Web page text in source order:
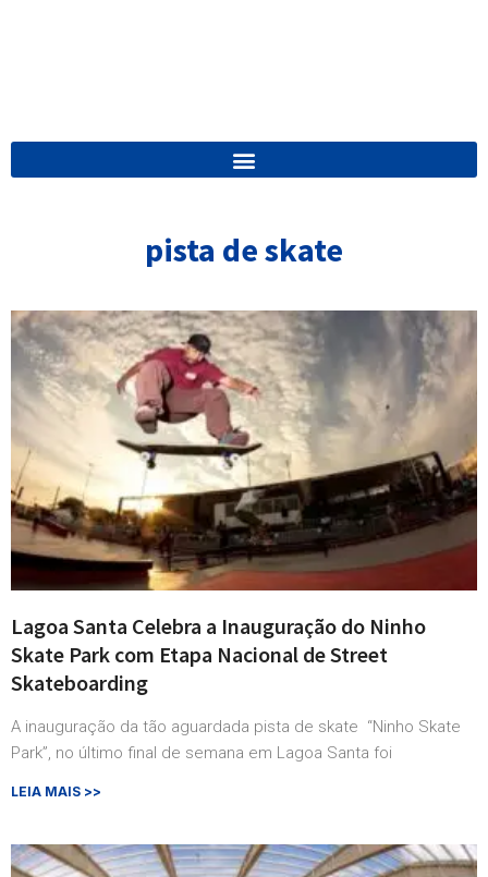
pista de skate
Lagoa Santa Celebra a Inauguração do Ninho
Skate Park com Etapa Nacional de Street
Skateboarding
A inauguração da tão aguardada pista de skate “Ninho Skate
Park”, no último final de semana em Lagoa Santa foi
LEIA MAIS >>